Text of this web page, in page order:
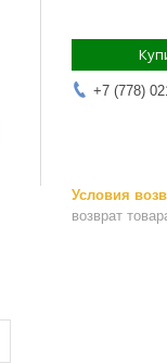
+7 (778)
возврат